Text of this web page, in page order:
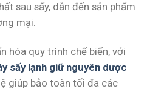
sau sấy, dẫn đến sản phẩm
mại.
hóa quy trình chế biến, với
sấy lạnh giữ nguyên dược
giúp bảo toàn tối đa các